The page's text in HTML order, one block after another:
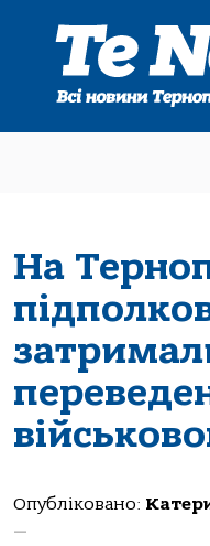
На
Опубліковано:
—